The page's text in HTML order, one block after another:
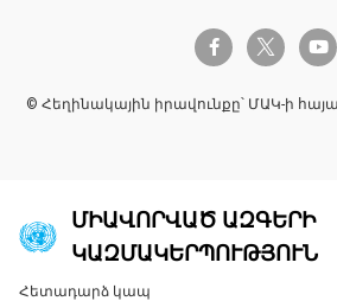
facebook-ftwitter-x
© Հեղինակային իրավունքը՝ ՄԱԿ-ի
ՄԻԱՎՈՐՎԱԾ ԱԶԳԵՐԻ
ԿԱԶՄԱԿԵՐՊՈՒԹՅՈՒՆ
Հետադարձ կապ